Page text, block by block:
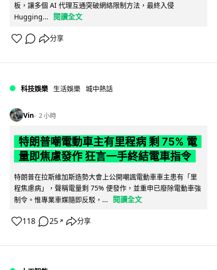
板，讓多個 AI 代理互通突破網絡限制方法，最終入侵
Hugging...
閱讀全文
分享
科技娛樂 生活娛樂 城中熱話
Vin 2 小時
特朗普嘲電動車主有里程病 剩 75% 電
量即焦慮發作 狂言一手終結電車指令
特朗普在拉斯維加斯造勢大會上公開嘲諷電動車車主患有「里
程焦慮病」，聲稱電量剩 75% 便發作，並重申已廢除電動車強
制令。惟專業車媒隨即反駁，...
閱讀全文
118 25 ↗ 分享